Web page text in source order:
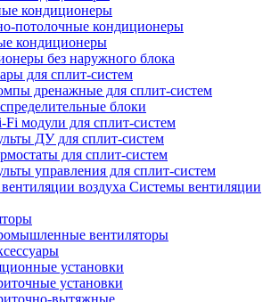
кондиционеры
потолочные кондиционеры
кондиционеры
без наружного блока
для сплит-систем
дренажные для сплит-систем
блоки
Fi модули для сплит-систем
ДУ для сплит-систем
для сплит-систем
управления для сплит-систем
Системы вентиляции
вентиляторы
установки
установки
вытяжные